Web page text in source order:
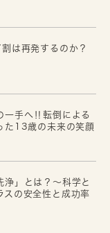
は再発するのか？
一手へ‼転倒による
た13歳の未来の笑顔
浄」とは？～科学と
スの安全性と成功率